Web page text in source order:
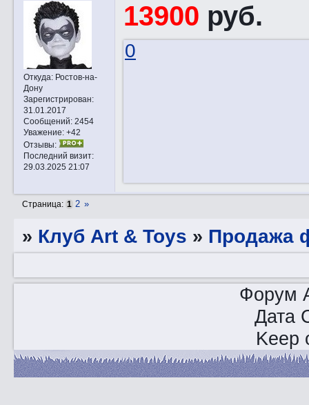
Откуда:Ростов-на-
Дону
Зарегистрирован:
31.01.2017
Сообщений:2454
Уважение: +42
Отзывы:
Последний визит:
29.03.2025 21:07
13900 руб.
0
Страница: 1 2 »
» Клуб Art & Toys » Продажа
Форум
Дата
Keep